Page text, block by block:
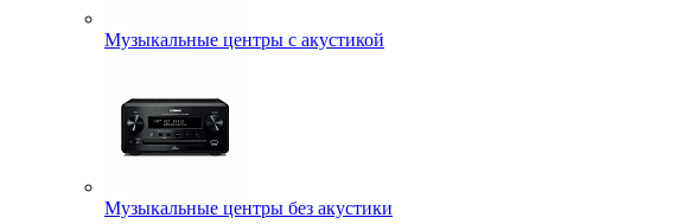
Музыкальные центры с акустикой
Музыкальные центры без акустики